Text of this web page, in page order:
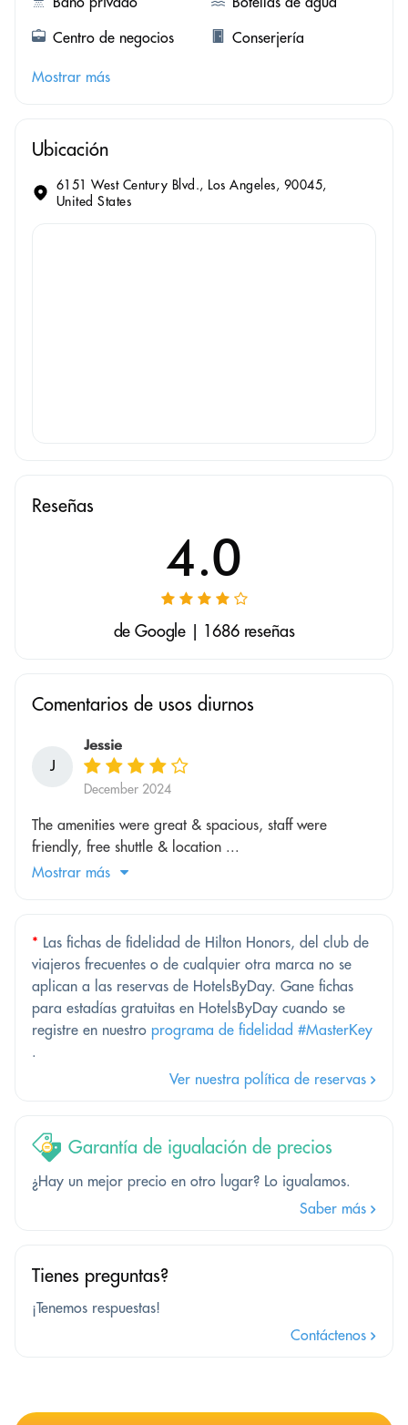
Centro de negocios
Conserjería
Mostrar más
Ubicación
6151 West Century Blvd., Los Angeles, 90045,
United States
Reseñas
4.0
de Google | 1686 reseñas
Comentarios de usos diurnos
J
Jessie
December 2024
The amenities were great & spacious, staff were
friendly, free shuttle & location ...
Mostrar más
* Las fichas de fidelidad de Hilton Honors, del club de
viajeros frecuentes o de cualquier otra marca no se
aplican a las reservas de HotelsByDay. Gane fichas
para estadías gratuitas en HotelsByDay cuando se
registre en nuestro programa de fidelidad #MasterKey
.
Ver nuestra política de reservas
Garantía de igualación de precios
¿Hay un mejor precio en otro lugar? Lo igualamos.
Saber más
Tienes preguntas?
¡Tenemos respuestas!
Contáctenos